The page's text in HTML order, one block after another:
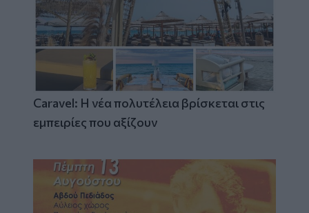
Caravel: Η νέα πολυτέλεια βρίσκεται στις
εμπειρίες που αξίζουν